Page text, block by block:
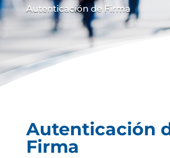
Autenticación de Firma
Autenticación
Firma